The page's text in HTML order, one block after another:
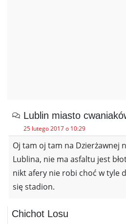
Lublin miasto
25 lutego 2017 o 10:29
Oj tam oj tam na Dzierżawnej
Lublina, nie ma asfaltu jest
nikt afery nie robi choć w tyle
się stadion.
Chichot Losu